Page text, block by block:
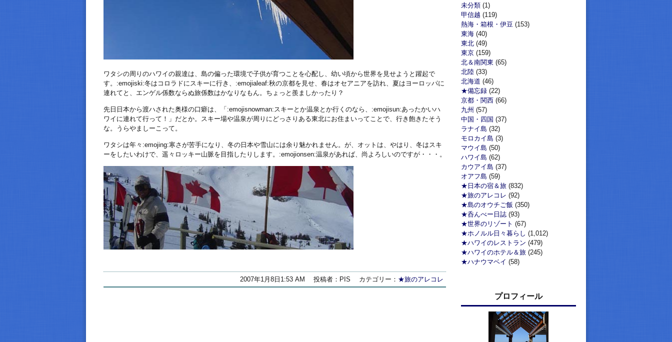
ワタシの周りのハワイの親達は、島の偏った環境で子供が育つことを心配し、幼い頃から世界を見せようと躍起で
す。:emojiski:冬はコロラドにスキーに行き、:emojialeaf:秋の京都を見せ、春はオセアニアを訪れ、夏はヨーロッパに
連れてと、エンゲル係数ならぬ旅係数はかなりなもん。ちょっと羨ましかったり？
先日日本から渡ハされた奥様の口癖は、「:emojisnowman:スキーとか温泉とか行くのなら、:emojisun:あったかいハ
ワイに連れて行って！」だとか。スキー場や温泉が周りにどっさりある東北にお住まいってことで、行き飽きたそう
な。うらやましーこって。
ワタシは年々:emojing:寒さが苦手になり、冬の日本や雪山には余り魅かれません。が、オットは、やはり、冬はスキ
ーをしたいわけで、遥々ロッキー山脈を目指したりします。:emojionsen:温泉があれば、尚よろしいのですが・・・。
2007年1月8日1:53 AM 投稿者：PIS カテゴリー： ★旅のアレコレ
未分類 (1)
甲信越 (119)
熱海・箱根・伊豆 (153)
東海 (40)
東北 (49)
東京 (159)
北＆南関東 (65)
北陸 (33)
北海道 (46)
★備忘録 (22)
京都・関西 (66)
九州 (57)
中国・四国 (37)
ラナイ島 (32)
モロカイ島 (3)
マウイ島 (50)
ハワイ島 (62)
カウアイ島 (37)
オアフ島 (59)
★日本の宿＆旅 (832)
★旅のアレコレ (92)
★島のオウチご飯 (350)
★呑んべー日誌 (93)
★世界のリゾート (67)
★ホノルル日々暮らし (1,012)
★ハワイのレストラン (479)
★ハワイのホテル＆旅 (245)
★ハナウマベイ (58)
プロフィール